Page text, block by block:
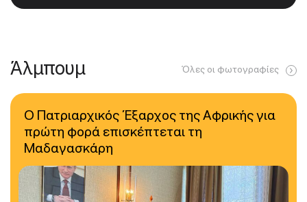
Άλμπουμ Όλες οι φωτογραφίες
Ο Πατριαρχικός Έξαρχος της Αφρικής για
πρώτη φορά επισκέπτεται τη
Μαδαγασκάρη